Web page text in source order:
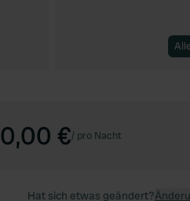
0,00 €/ pro Nacht
Hat sich etwas geändert?